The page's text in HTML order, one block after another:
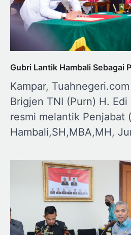
Gubri Lantik Hambali Sebagai
Kampar,
Brigjen TNI (Purn) H.
resmi melantik Penjabat
Hambali,SH,MBA,MH,